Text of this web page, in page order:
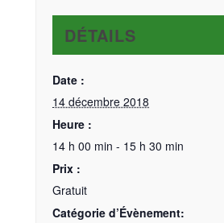
DÉTAILS
Date :
14 décembre 2018
Heure :
14 h 00 min - 15 h 30 min
Prix :
Gratuit
Catégorie d’Évènement: